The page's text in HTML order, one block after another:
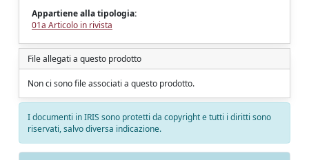
Appartiene alla tipologia:
01a Articolo in rivista
File allegati a questo prodotto
Non ci sono file associati a questo prodotto.
I documenti in IRIS sono protetti da copyright e tutti i diritti sono
riservati, salvo diversa indicazione.